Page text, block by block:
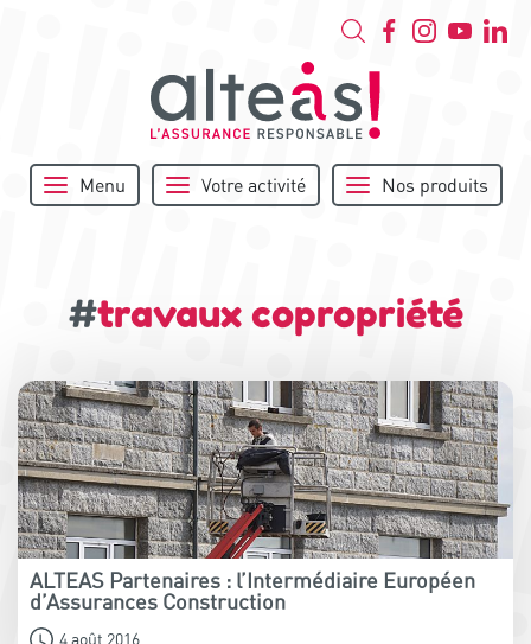
Menu Votre activité Nos produits
#travaux copropriété
ALTEAS Partenaires : l’Intermédiaire Européen
d’Assurances Construction
4 août 2016